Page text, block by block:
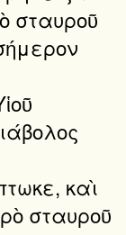
σταυροῦ
καὶ
σταυροῦ